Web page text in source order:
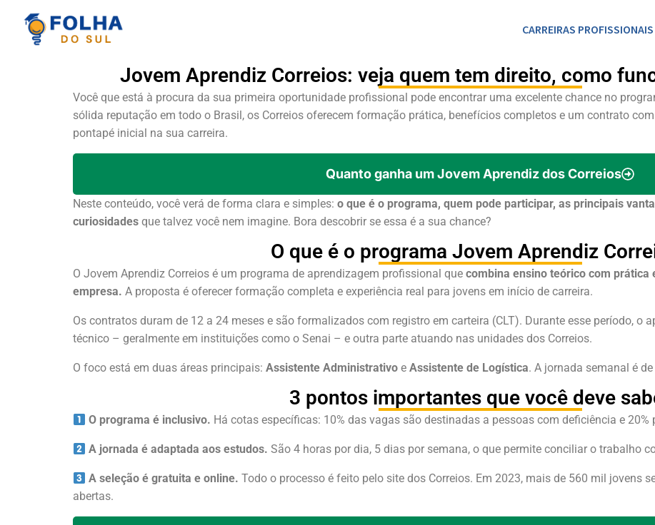
CARREIRAS PROFISSIONAIS
Jovem Aprendiz Correios: veja quem tem direito, como
Você que está à procura da sua primeira oportunidade profissional pode encontrar uma excelente chance no
sólida reputação em todo o Brasil, os Correios oferecem formação prática, benefícios completos e um contrato
pontapé inicial na sua carreira.
Quanto ganha um Jovem Aprendiz dos Correios
Neste conteúdo, você verá de forma clara e simples: o que é o programa, quem pode participar, as principais
curiosidades que talvez você nem imagine. Bora descobrir se essa é a sua chance?
O que é o programa Jovem Aprendiz
O Jovem Aprendiz Correios é um programa de aprendizagem profissional que combina ensino teórico com
empresa. A proposta é oferecer formação completa e experiência real para jovens em início de carreira.
Os contratos duram de 12 a 24 meses e são formalizados com registro em carteira (CLT). Durante esse período, o
técnico – geralmente em instituições como o Senai – e outra parte atuando nas unidades dos Correios.
O foco está em duas áreas principais: Assistente Administrativo e Assistente de Logística. A jornada semanal é
3 pontos importantes que você deve
O programa é inclusivo. Há cotas específicas: 10% das vagas são destinadas a pessoas com deficiência e 20%
A jornada é adaptada aos estudos. São 4 horas por dia, 5 dias por semana, o que permite conciliar o trabalho
A seleção é gratuita e online. Todo o processo é feito pelo site dos Correios. Em 2023, mais de 560 mil jovens
abertas.